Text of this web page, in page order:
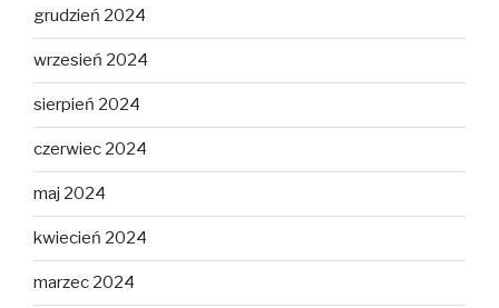
grudzień 2024
wrzesień 2024
sierpień 2024
czerwiec 2024
maj 2024
kwiecień 2024
marzec 2024